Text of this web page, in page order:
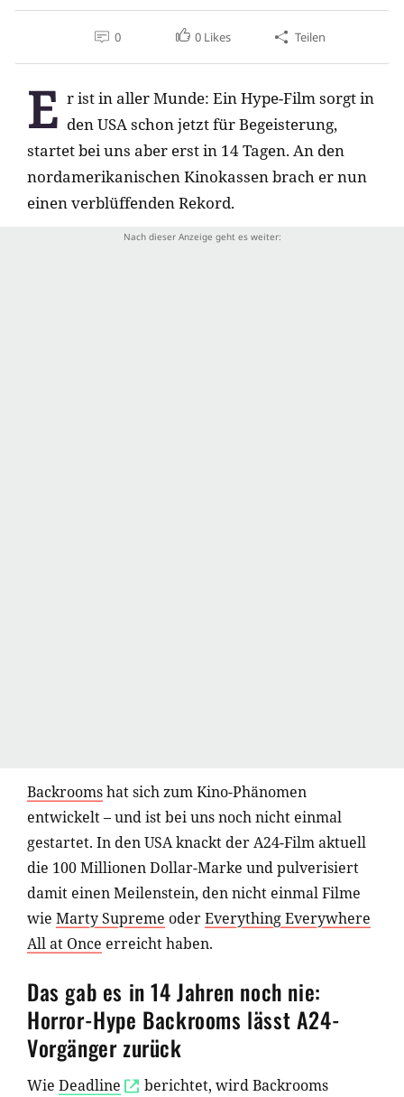
0 0 Likes Teilen
E r ist in aller Munde: Ein Hype-Film sorgt in
den USA schon jetzt für Begeisterung,
startet bei uns aber erst in 14 Tagen. An den
nordamerikanischen Kinokassen brach er nun
einen verblüffenden Rekord.
Backroomshat sich zum Kino-Phänomen
entwickelt – und ist bei uns noch nicht einmal
gestartet. In den USA knackt der A24-Film aktuell
die 100 Millionen Dollar-Marke und pulverisiert
damit einen Meilenstein, den nicht einmal Filme
wie Marty Supreme oderEverything Everywhere
All at Once erreicht haben.
Das gab es in 14 Jahren noch nie:
Horror-Hype Backrooms lässt A24-
Vorgänger zurück
Wie Deadline
berichtet, wird Backrooms